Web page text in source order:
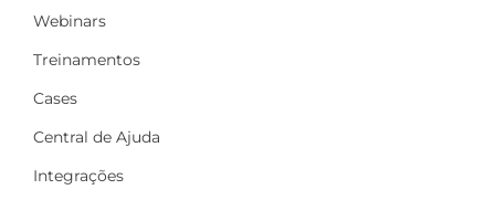
Webinars
Treinamentos
Cases
Central de Ajuda
Integrações